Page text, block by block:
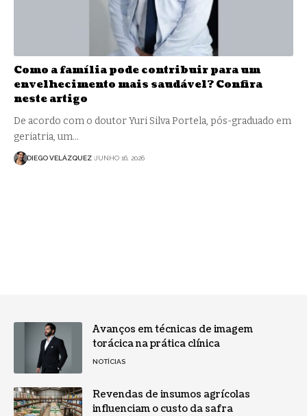
Como a família pode contribuir para um
envelhecimento mais saudável? Confira
neste artigo
De acordo com o doutor Yuri Silva Portela, pós-graduado em
geriatria, um…
DIEGO VELÁZQUEZ JUNHO 16, 2026
Avanços em técnicas de imagem
torácica na prática clínica
NOTÍCIAS
Revendas de insumos agrícolas
influenciam o custo da safra